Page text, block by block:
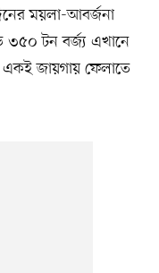
ময়লা-আবর্জনা
৩৫০ টন বর্জ্য এখানে
জায়গায় ফেলাতে